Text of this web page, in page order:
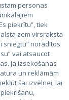
personas
piekrītu”, tiek
zem virsraksta
sniegtu” norādītos
vai atsaucot
Ja izsekošanas
un reklāmām
šai izvēlnei, lai